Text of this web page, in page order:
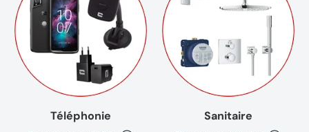
Téléphonie Sanitaire